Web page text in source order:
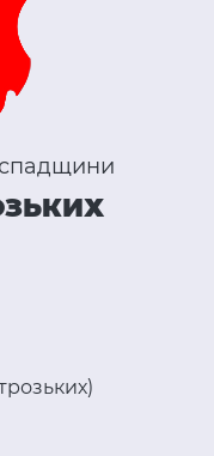
спадщини